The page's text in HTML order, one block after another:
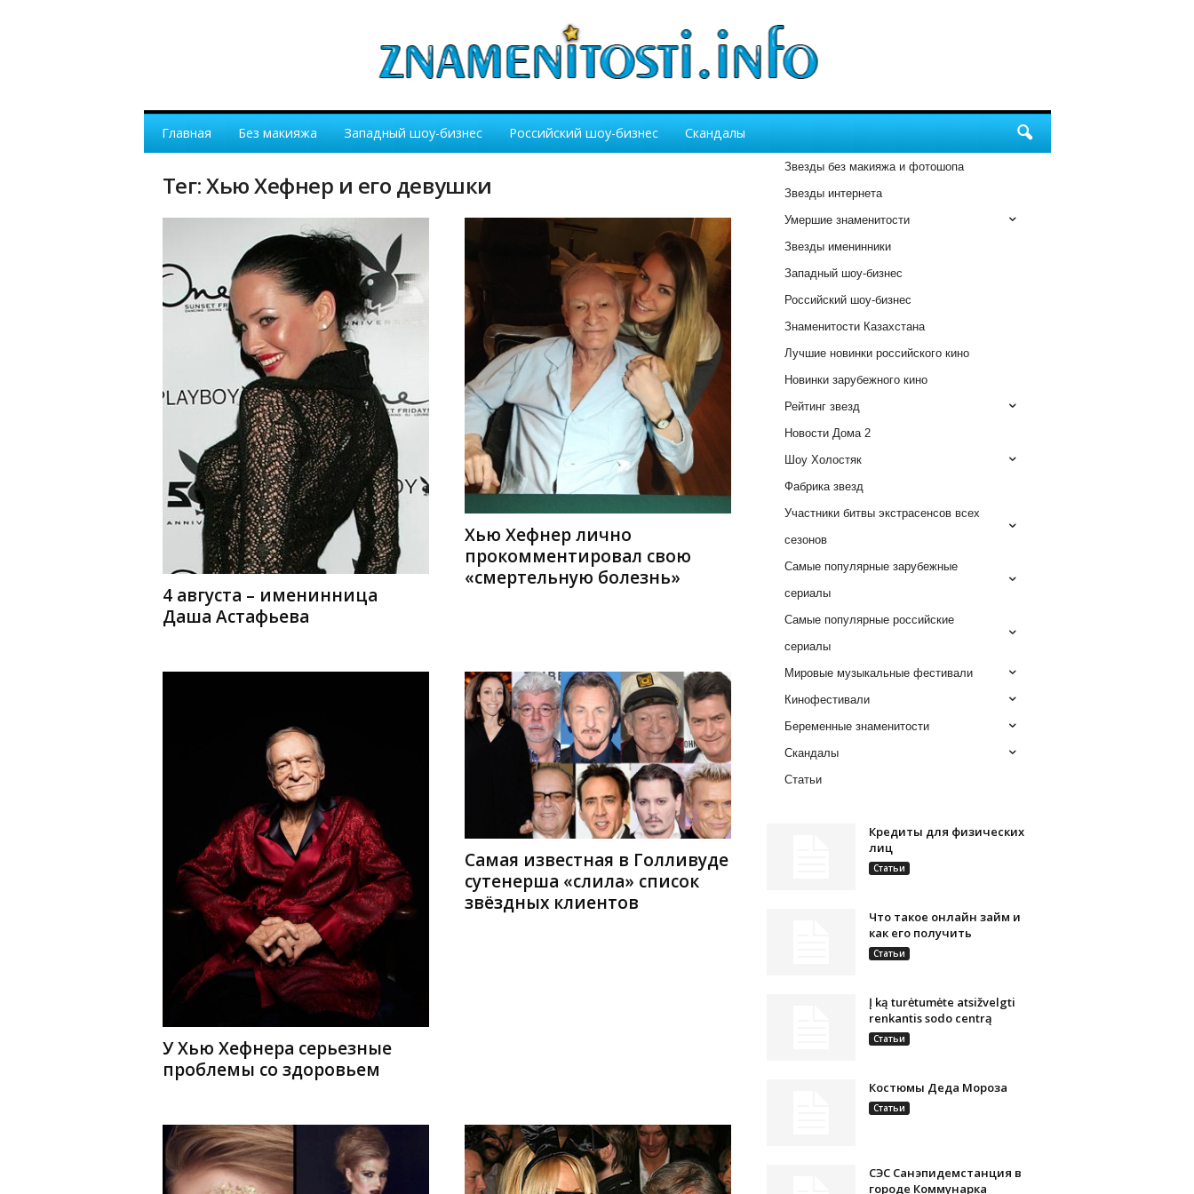
Главная Без макияжа Западный шоу-бизнес Российский шоу-бизнес Скандалы
Тег: Хью Хефнер и его девушки
4 августа – именинница
Даша Астафьева
Хью Хефнер лично
прокомментировал свою
«смертельную болезнь»
У Хью Хефнера серьезные
проблемы со здоровьем
Самая известная в Голливуде
сутенерша «слила» список
звёздных клиентов
Звезды без макияжа и фотошопа
Звезды интернета
Умершие знаменитости
Звезды именинники
Западный шоу-бизнес
Российский шоу-бизнес
Знаменитости Казахстана
Лучшие новинки российского кино
Новинки зарубежного кино
Рейтинг звезд
Новости Дома 2
Шоу Холостяк
Фабрика звезд
Участники битвы экстрасенсов всех
сезонов
Самые популярные зарубежные
сериалы
Самые популярные российские
сериалы
Мировые музыкальные фестивали
Кинофестивали
Беременные знаменитости
Скандалы
Статьи
Кредиты для физических
лиц
Статьи
Что такое онлайн займ и
как его получить
Статьи
Į ką turėtumėte atsižvelgti
renkantis sodo centrą
Статьи
Костюмы Деда Мороза
Статьи
СЭС Санэпидемстанция в
городе Коммунарка